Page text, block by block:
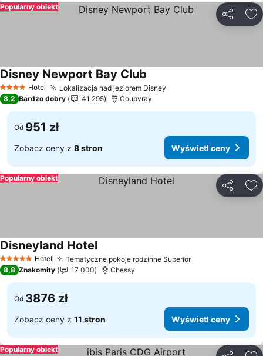
Popularny obiekt
4 KategoriaHotel Lokalizacja nad jeziorem Disney
Disney Newport Bay Club
8,2 Bardzo dobry 41 295 Coupvray
Od 951 zł
Zobacz ceny z 8 stron Wyświetl ceny
Popularny obiekt
5 KategoriaHotel Tematyczne pokoje rodzinne SuperiorWyświetl ceny
Disneyland HotelWyświetl ceny
8,8 Znakomity 17 000 Chessy
Od 3876 zł
Zobacz ceny z 11 stron Wyświetl ceny
Popularny obiekt